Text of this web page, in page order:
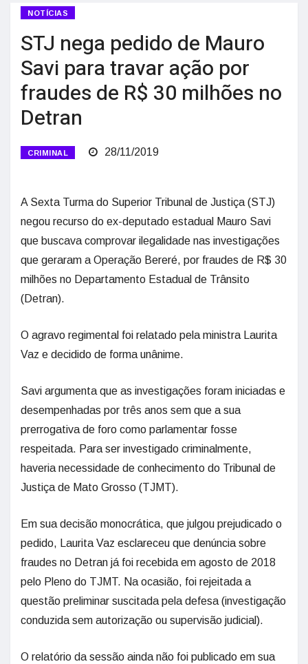
NOTÍCIAS
STJ nega pedido de Mauro
Savi para travar ação por
fraudes de R$ 30 milhões no
Detran
CRIMINAL 28/11/2019
A Sexta Turma do Superior Tribunal de Justiça (STJ)
negou recurso do ex-deputado estadual Mauro Savi
que buscava comprovar ilegalidade nas investigações
que geraram a Operação Bereré, por fraudes de R$ 30
milhões no Departamento Estadual de Trânsito
(Detran).
O agravo regimental foi relatado pela ministra Laurita
Vaz e decidido de forma unânime.
Savi argumenta que as investigações foram iniciadas e
desempenhadas por três anos sem que a sua
prerrogativa de foro como parlamentar fosse
respeitada. Para ser investigado criminalmente,
haveria necessidade de conhecimento do Tribunal de
Justiça de Mato Grosso (TJMT).
Em sua decisão monocrática, que julgou prejudicado o
pedido, Laurita Vaz esclareceu que denúncia sobre
fraudes no Detran já foi recebida em agosto de 2018
pelo Pleno do TJMT. Na ocasião, foi rejeitada a
questão preliminar suscitada pela defesa (investigação
conduzida sem autorização ou supervisão judicial).
O relatório da sessão ainda não foi publicado em sua